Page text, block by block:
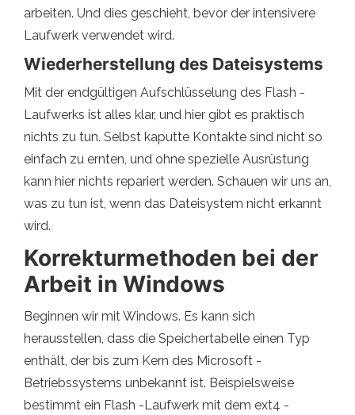
arbeiten. Und dies geschieht, bevor der intensivere
Laufwerk verwendet wird.
Wiederherstellung des Dateisystems
Mit der endgültigen Aufschlüsselung des Flash -
Laufwerks ist alles klar, und hier gibt es praktisch
nichts zu tun. Selbst kaputte Kontakte sind nicht so
einfach zu ernten, und ohne spezielle Ausrüstung
kann hier nichts repariert werden. Schauen wir uns an,
was zu tun ist, wenn das Dateisystem nicht erkannt
wird.
Korrekturmethoden bei der
Arbeit in Windows
Beginnen wir mit Windows. Es kann sich
herausstellen, dass die Speichertabelle einen Typ
enthält, der bis zum Kern des Microsoft -
Betriebssystems unbekannt ist. Beispielsweise
bestimmt ein Flash -Laufwerk mit dem ext4 -